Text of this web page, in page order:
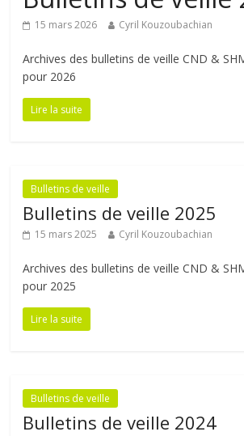
15 mars 2026 Cyril Kouzoubachian
Archives des bulletins de veille CND &
pour 2026
Lire la suite
Bulletins de veille
Bulletins de veille 2025
15 mars 2025 Cyril Kouzoubachian
Archives des bulletins de veille CND &
pour 2025
Lire la suite
Bulletins de veille
Bulletins de veille 2024